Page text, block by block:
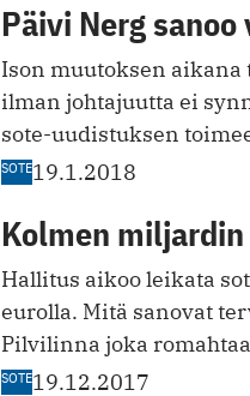
Päivi Nerg
Ison muutoksen
ilman johtajuutta ei
sote-uudistuksen
SOTE19.1.2018
Kolmen
Hallitus aikoo leikata
eurolla. Mitä sanovat
Pilvilinna joka
SOTE19.12.2017